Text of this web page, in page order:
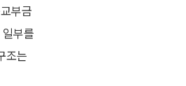
부금
부를
조는